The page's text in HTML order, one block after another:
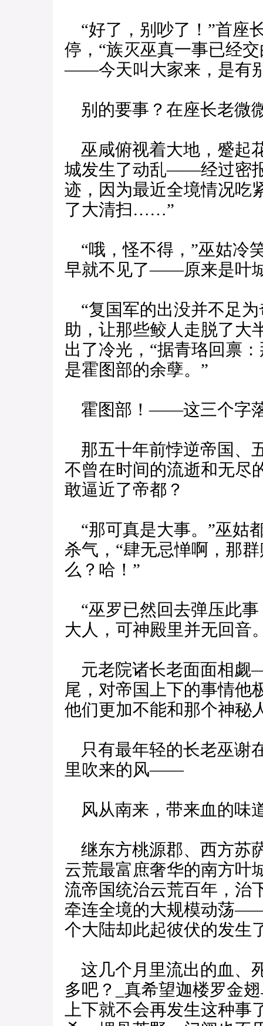
“好了，别吵了！”首座
停，“族灭巫真一事已经
——今天叫大家来，是有
别的要事？在座长老微
巫咸俯视着大地，蹙起
城发生了动乱——经过密
迹，因为最近全境情况吃
了大清扫……”
“哦，怪不得，”巫姑冷
早就不见了——原来是叶
“复国军的出没并不足
助，让那些鲛人走脱了大
出了冷光，“据青珞回禀
是霍图部的余孽。”
霍图部！——这三个字
那五十年前悖逆帝国、
不曾在时间的流逝和无尽
敢逼近了帝都？
“那可真是大事。”巫姑
杀气，“肆无忌惮啊，那
么？哈！”
“巫罗已然回去弹压此事
大人，可神殿里并无回音
元老院诸长老面面相觑
尾，对帝国上下的事情他
他们更加不能和那个神秘
只有最年轻的长老巫谢
里吹来的风——
风从南来，带来血的味
继东方桃源郡、西方苏
云荒最富庶奢华的南方叶
流帝国统治云荒百年，治
牵连全境的大规模动荡
个大陆却此起彼伏的发生
这几个月里流出的血、
多吧？_真希望迦楼罗金
上下就不会再发生这种